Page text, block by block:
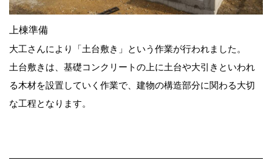
上棟準備
大工さんにより「土台敷き」という作業が行われました。
土台敷きは、基礎コンクリートの上に土台や大引きといわれ
る木材を設置していく作業で、建物の構造部分に関わる大切
な工程となります。